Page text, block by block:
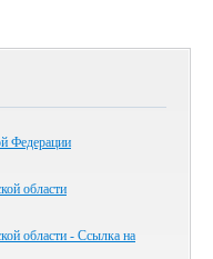
Федерации
области
области - Ссылка на